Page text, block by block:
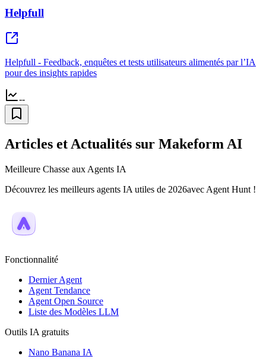
Helpfull
Helpfull - Feedback, enquêtes et tests utilisateurs alimentés par l’IA
pour des insights rapides
--
Articles et Actualités sur Makeform AI
Meilleure Chasse aux Agents IA
Découvrez les meilleurs agents IA utiles de 2026avec Agent Hunt !
Fonctionnalité
Dernier Agent
Agent Tendance
Agent Open Source
Liste des Modèles LLM
Outils IA gratuits
Nano Banana IA